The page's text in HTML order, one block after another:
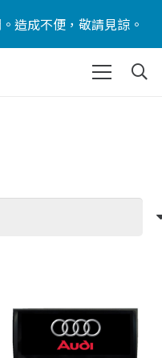
造成不便，敬請見諒。